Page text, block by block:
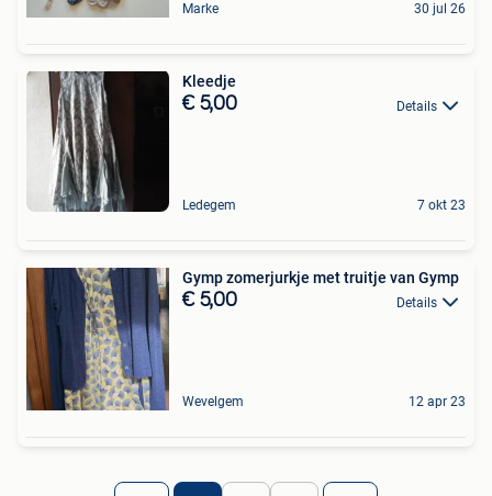
Marke 30 jul 26
Kleedje
€ 5,00 Details
Ledegem 7 okt 23
Gymp zomerjurkje met truitje van Gymp
€ 5,00 Details
Wevelgem 12 apr 23